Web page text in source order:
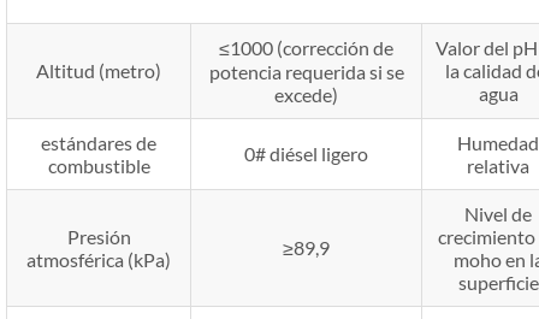
Altitud (metro)
≤1000 (corrección de
potencia requerida si se
excede)
Valor del
la calidad
agua
estándares de
combustible
0# diésel ligero
Humedad
relativa
Presión
atmosférica (kPa)
≥89,9
Nivel de
crecimiento
moho en
superficie